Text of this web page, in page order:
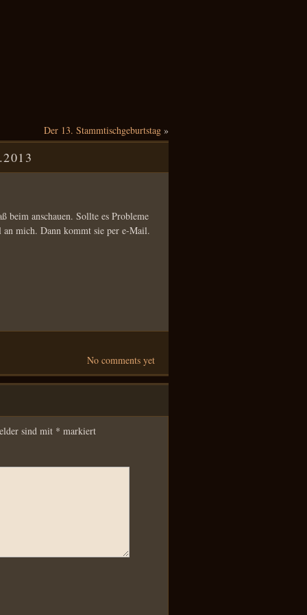
Der 13. Stammtischgeburtstag »
beim anschauen. Sollte es Probleme
mich. Dann kommt sie per e-Mail.
No comments yet
sind mit * markiert